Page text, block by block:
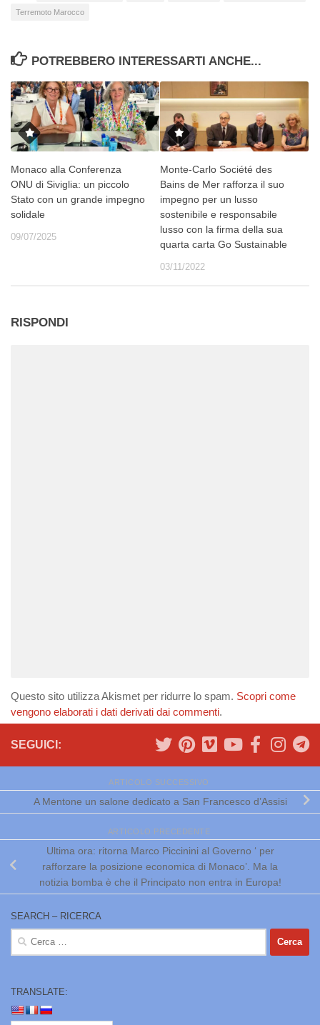
Terremoto Marocco
POTREBBERO INTERESSARTI ANCHE...
Monaco alla Conferenza
ONU di Siviglia: un piccolo
Stato con un grande impegno
solidale
09/07/2025
Monte-Carlo Société des
Bains de Mer rafforza il suo
impegno per un lusso
sostenibile e responsabile
lusso con la firma della sua
quarta carta Go Sustainable
03/11/2022
RISPONDI
Questo sito utilizza Akismet per ridurre lo spam. Scopri come
vengono elaborati i dati derivati dai commenti.
SEGUICI:
ARTICOLO SUCCESSIVO
A Mentone un salone dedicato a San Francesco d’Assisi
ARTICOLO PRECEDENTE
Ultima ora: ritorna Marco Piccinini al Governo ‘ per
rafforzare la posizione economica di Monaco’. Ma la
notizia bomba è che il Principato non entra in Europa!
SEARCH – RICERCA
Ricerca
TRANSLATE: